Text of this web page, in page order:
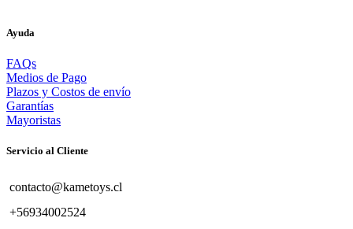
Ayuda
FAQs
Medios de Pago
Plazos y Costos de envío
Garantías
Mayoristas
Servicio al Cliente
contacto@kametoys.cl
+56934002524